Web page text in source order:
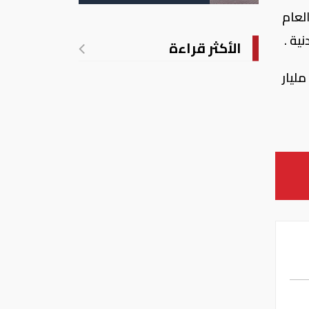
وفيما وصلت قيمة السحوبات خلال شهر فبراير 16.3 مليار درهم فقد بلغت قيمتها في شهر يناير 19.256 مليار
الأكثر قراءة